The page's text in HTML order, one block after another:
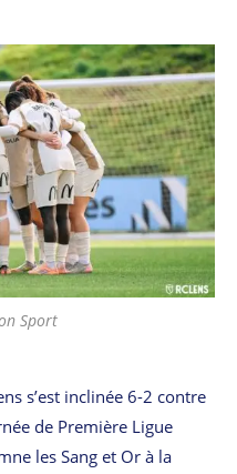
Sport
s’est inclinée 6-2 contre
de Première Ligue
les Sang et Or à la